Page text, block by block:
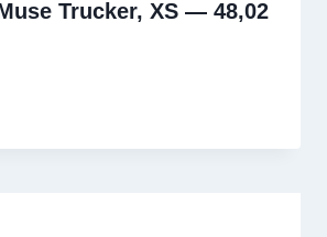
Trucker, XS — 48,02